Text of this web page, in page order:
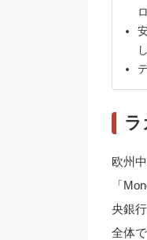
欧州
「
央銀
全体